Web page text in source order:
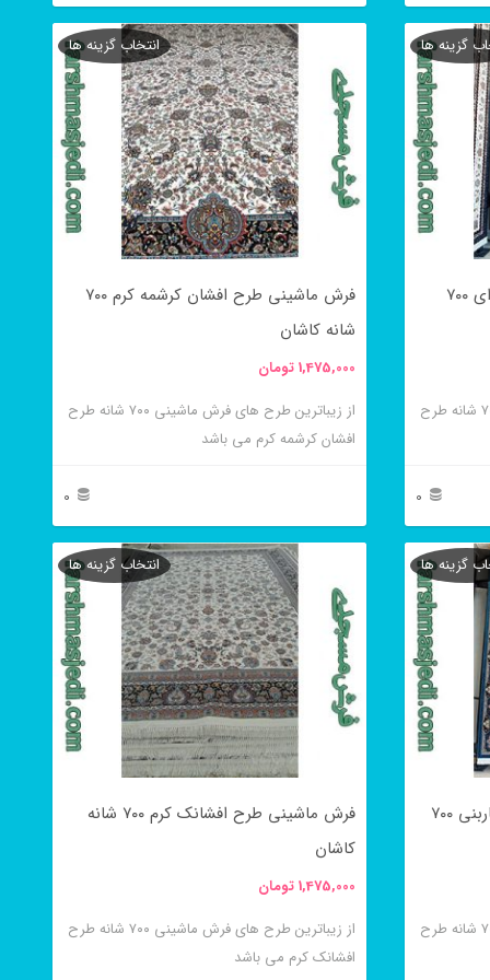
شوند
این
دارای
انواع
مختلفی
می
ها
ممکن
است
صفحه
شوند
فرش طرح افشان کرشمه نسکافه ای ۷۰۰
از زیباترین طرح های فرش ماشینی ۷۰۰ شانه طرح
0
گزینه ها
فرش ماشینی طرح افشان کرشمه کرم ۷۰۰
شانه کاشان
1,475,000تومان
از زیباترین طرح های فرش ماشینی ۷۰۰ شانه طرح
افشان کرشمه کرم می باشد
0
انتخاب گزینه ها
این
دارای
انواع
مختلفی
می
ها
ممکن
است
صفحه
فرش ماشینی طرح افشان حلما کاربنی ۷۰۰
از زیباترین طرح های فرش ماشینی ۷۰۰ شانه طرح
گزینه ها
فرش ماشینی طرح افشانک کرم ۷۰۰ شانه
کاشان
1,475,000تومان
از زیباترین طرح های فرش ماشینی ۷۰۰ شانه طرح
افشانک کرم می باشد
انتخاب گزینه ها